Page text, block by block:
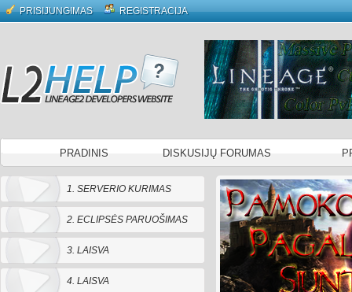
PRISIJUNGIMAS REGISTRACIJA
PRADINIS DISKUSIJŲ FORUMAS
1. SERVERIO KURIMAS
2. ECLIPSĖS PARUOŠIMAS
3. LAISVA
4. LAISVA